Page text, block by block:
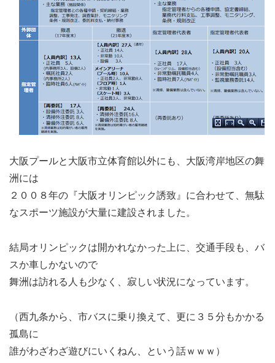
大阪プールと大阪市立体育館以外にも、大阪湾岸地区の舞
洲には
２００８年の『大阪オリンピック誘致』に合わせて、無駄
なスポーツ施設が大量に建設されました。
結局オリンピックは開かれなかった上に、交通手段も、バ
スか車しかないので
舞洲は訪れる人も少なく、寂しい状況になっています。
（西九条から、市バスに乗り換えて、更に３５分もかかる
孤島に
誰がわざわざ遊びにいくねん、という話ｗｗｗ）